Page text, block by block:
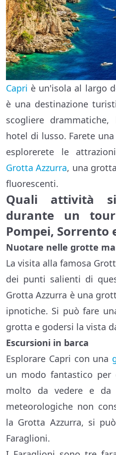
Capri è un'isola al largo
è una destinazione
scogliere
hotel di lusso. Farete
esplorerete le
Grotta Azzurra, una
fluorescenti.
Quali attività
durante un
Pompei, Sorrento
Nuotare nelle grotte
La visita alla famosa
dei punti salienti di
Grotta Azzurra è una
ipnotiche. Si può fare
grotta e godersi la vista
Escursioni in barca
Esplorare Capri con una
un modo fantastico per
molto da vedere e da
meteorologiche non
la Grotta Azzurra, si
Faraglioni.